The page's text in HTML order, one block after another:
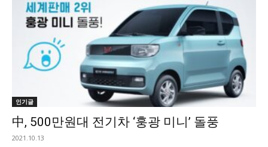
인기글
中, 500만원대 전기차 ‘훙광 미니’ 돌풍
2021.10.13